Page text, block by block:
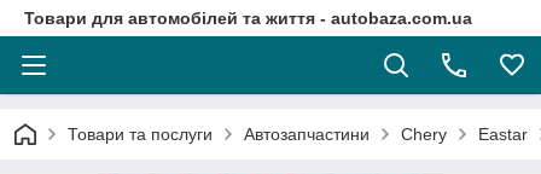
Товари для автомобілей та життя - autobaza.com.ua
Товари та послуги Автозапчастини Chery Eastar